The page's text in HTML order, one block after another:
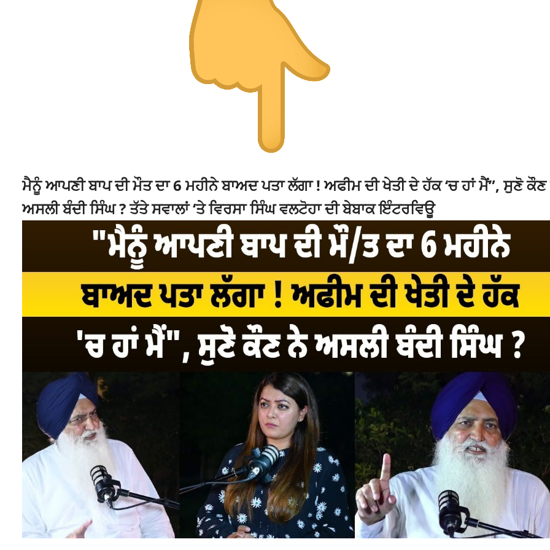
ਮੈਨੂੰ ਆਪਣੀ ਬਾਪ ਦੀ ਮੌਤ ਦਾ 6 ਮਹੀਨੇ ਬਾਅਦ ਪਤਾ ਲੱਗਾ ! ਅਫੀਮ ਦੀ ਖੇਤੀ ਦੇ ਹੱਕ ‘ਚ ਹਾਂ ਮੈਂ”, ਸੁਣੋ
ਅਸਲੀ ਬੰਦੀ ਸਿੰਘ ? ਤੱਤੇ ਸਵਾਲਾਂ ‘ਤੇ ਵਿਰਸਾ ਸਿੰਘ ਵਲਟੋਹਾ ਦੀ ਬੇਬਾਕ ਇੰਟਰਵਿਊ